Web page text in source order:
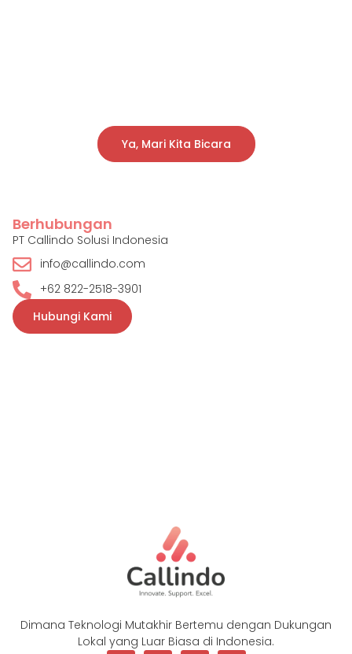
Ya, Mari Kita Bicara
Dimana Teknologi Mutakhir Bertemu dengan Dukungan
Lokal yang Luar Biasa di Indonesia.
Berhubungan
PT Callindo Solusi Indonesia
info@callindo.com
+62 822-2518-3901
Hubungi Kami